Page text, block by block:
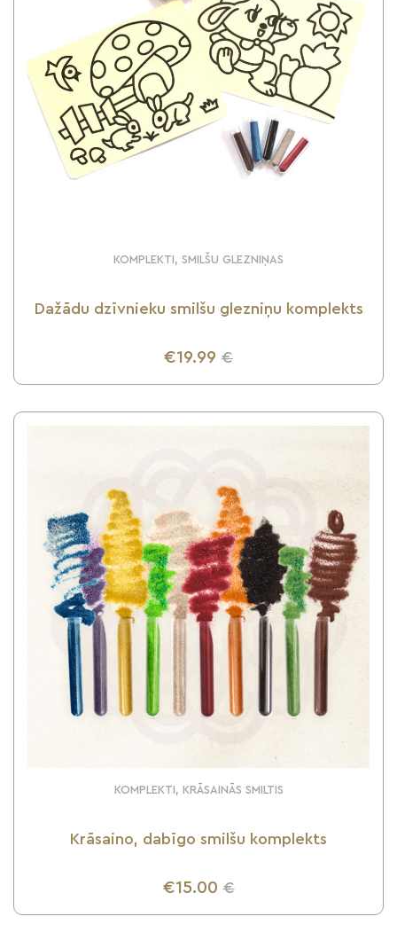
KOMPLEKTI, SMILŠU GLEZNIŅAS
Dažādu dzīvnieku smilšu glezniņu komplekts
€19.99 €
UZZINI VAIRĀK
KOMPLEKTI, KRĀSAINĀS SMILTIS
Krāsaino, dabīgo smilšu komplekts
€15.00 €
UZZINI VAIRĀK